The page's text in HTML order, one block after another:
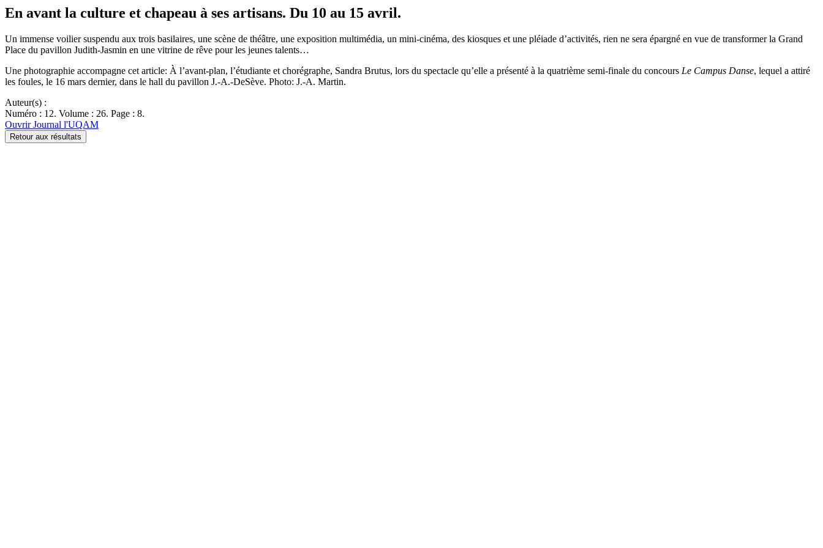
En avant la culture et chapeau à ses artisans. Du 10 au 15 avril.
Un immense voilier suspendu aux trois basilaires, une scène de théâtre, une exposition multimédia, un mini-cinéma, des kiosques et une pléiade d’activités, rien ne sera épargné en vue de transformer la Grand
Place du pavillon Judith-Jasmin en une vitrine de rêve pour les jeunes talents…
Une photographie accompagne cet article: À l’avant-plan, l’étudiante et chorégraphe, Sandra Brutus, lors du spectacle qu’elle a présenté à la quatrième semi-finale du concours Le Campus Danse, lequel a attiré
les foules, le 16 mars dernier, dans le hall du pavillon J.-A.-DeSève. Photo: J.-A. Martin.
Auteur(s) :
Numéro : 12. Volume : 26. Page : 8.
Ouvrir Journal l'UQAM
Retour aux résultats